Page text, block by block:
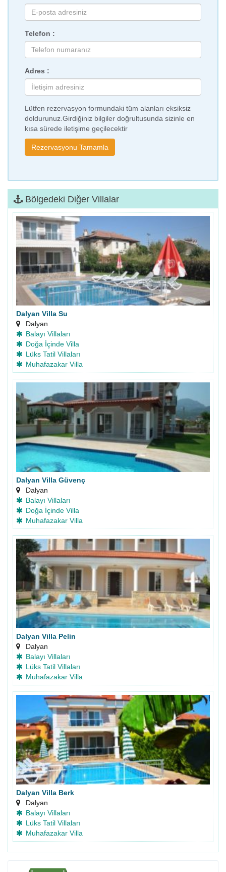
Telefon :
Adres :
Lütfen rezervasyon formundaki tüm alanları eksiksiz
doldurunuz.Girdiğiniz bilgiler doğrultusunda sizinle en
kısa sürede iletişime geçilecektir
Bölgedeki Diğer Villalar
Dalyan Villa Su
Dalyan
Balayı Villaları
Doğa İçinde Villa
Lüks Tatil Villaları
Muhafazakar Villa
Dalyan Villa Güvenç
Dalyan
Balayı Villaları
Doğa İçinde Villa
Muhafazakar Villa
Dalyan Villa Pelin
Dalyan
Balayı Villaları
Lüks Tatil Villaları
Muhafazakar Villa
Dalyan Villa Berk
Dalyan
Balayı Villaları
Lüks Tatil Villaları
Muhafazakar Villa